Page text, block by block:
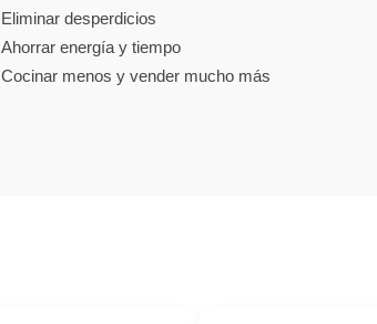
Eliminar desperdicios
Ahorrar energía y tiempo
Cocinar menos y vender mucho más